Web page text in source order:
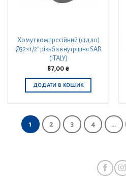
Хомут компресійний (сідло)
Ø32×1/2″ різьба внутрішня SAB
(ITALY)
87,00 ₴
ДОДАТИ В КОШИК
1 2 3 4 …